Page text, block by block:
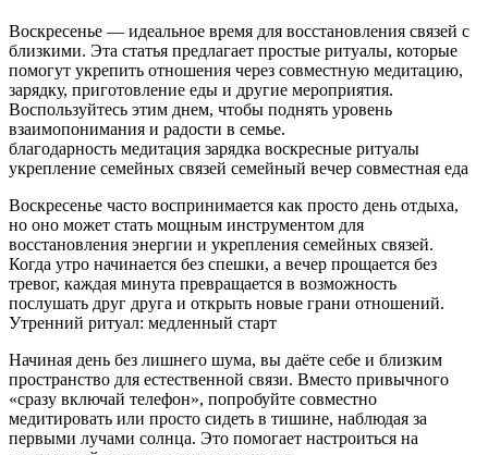
Воскресенье — идеальное время для восстановления связей с
близкими. Эта статья предлагает простые ритуалы, которые
помогут укрепить отношения через совместную медитацию,
зарядку, приготовление еды и другие мероприятия.
Воспользуйтесь этим днем, чтобы поднять уровень
взаимопонимания и радости в семье.
благодарность медитация зарядка воскресные ритуалы
укрепление семейных связей семейный вечер совместная еда
Воскресенье часто воспринимается как просто день отдыха,
но оно может стать мощным инструментом для
восстановления энергии и укрепления семейных связей.
Когда утро начинается без спешки, а вечер прощается без
тревог, каждая минута превращается в возможность
послушать друг друга и открыть новые грани отношений.
Утренний ритуал: медленный старт
Начиная день без лишнего шума, вы даёте себе и близким
пространство для естественной связи. Вместо привычного
«сразу включай телефон», попробуйте совместно
медитировать или просто сидеть в тишине, наблюдая за
первыми лучами солнца. Это помогает настроиться на